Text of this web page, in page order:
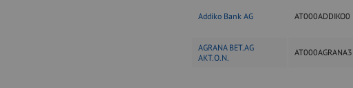
Addiko Bank AG AT000ADDIKO0
AGRANA BET.AG
AKT.O.N.
AT000AGRANA3